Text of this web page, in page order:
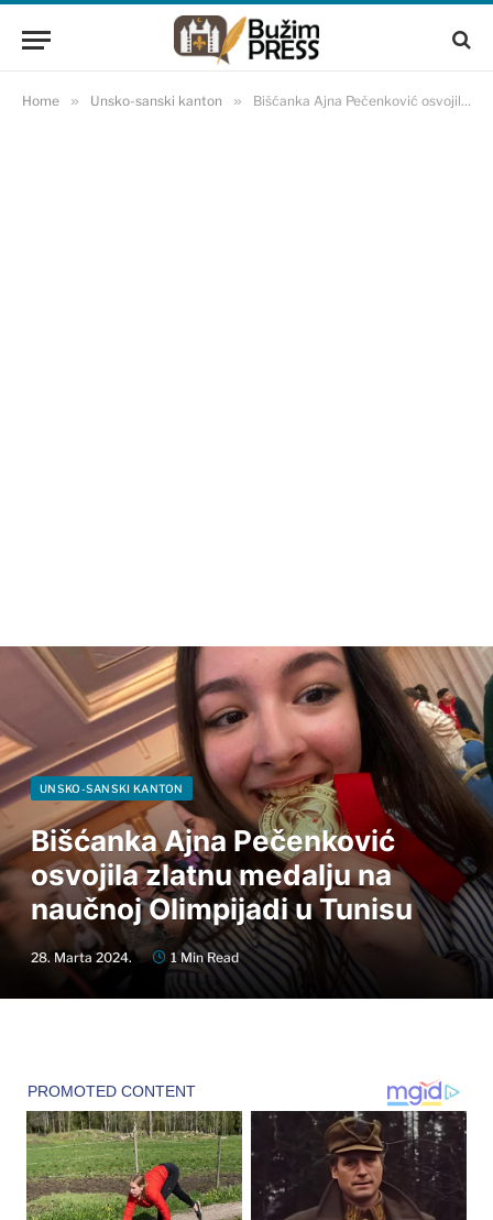
Home » Unsko-sanski kanton » Bišćanka Ajna Pečenković osvojila zlatnu medalju na naučnoj Olimpijadi u Tunisu
UNSKO-SANSKI KANTON
Bišćanka Ajna Pečenković
osvojila zlatnu medalju na
naučnoj Olimpijadi u Tunisu
28. Marta 2024. 1 Min Read